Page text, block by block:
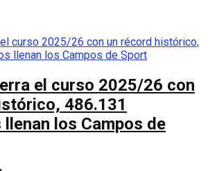
el curso 2025/26 con
486.131
los Campos de